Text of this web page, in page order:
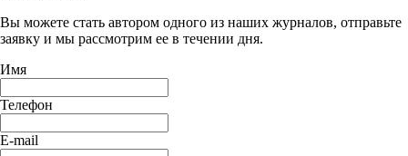
Вы можете стать автором одного из наших журналов, отправьте
заявку и мы рассмотрим ее в течении дня.
Имя
Телефон
E-mail